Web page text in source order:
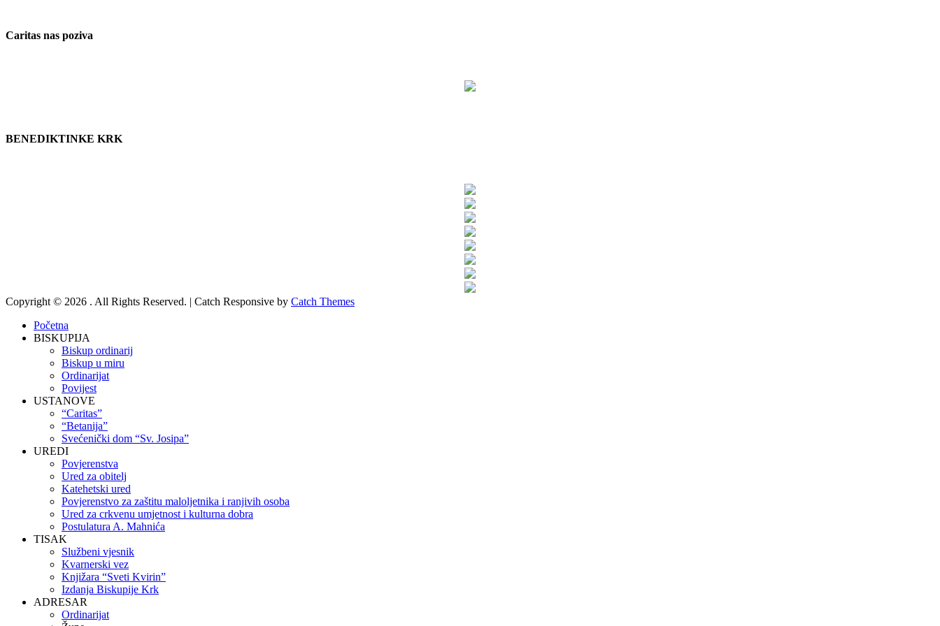
Caritas nas poziva
BENEDIKTINKE KRK
Copyright © 2026 . All Rights Reserved. | Catch Responsive by Catch Themes
Početna
BISKUPIJA
Biskup ordinarij
Biskup u miru
Ordinarijat
Povijest
USTANOVE
“Caritas”
“Betanija”
Svećenički dom “Sv. Josipa”
UREDI
Povjerenstva
Ured za obitelj
Katehetski ured
Povjerenstvo za zaštitu maloljetnika i ranjivih osoba
Ured za crkvenu umjetnost i kulturna dobra
Postulatura A. Mahnića
TISAK
Službeni vjesnik
Kvarnerski vez
Knjižara “Sveti Kvirin”
Izdanja Biskupije Krk
ADRESAR
Ordinarijat